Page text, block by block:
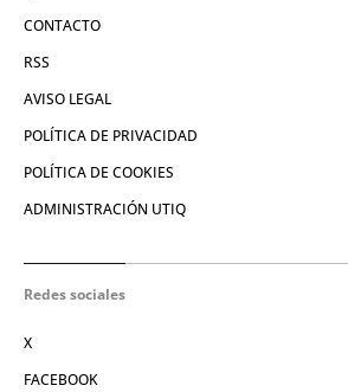
CONTACTO
RSS
AVISO LEGAL
POLÍTICA DE PRIVACIDAD
POLÍTICA DE COOKIES
ADMINISTRACIÓN UTIQ
Redes sociales
X
FACEBOOK